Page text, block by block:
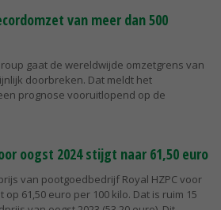
van meer dan 500
gaat de wereldwijde omzetgrens van
doorbreken. Dat meldt het
prognose vooruitlopend op de
oogst 2024 stijgt naar 61,50 euro
van pootgoedbedrijf Royal HZPC voor
op 61,50 euro per 100 kilo. Dat is ruim 15